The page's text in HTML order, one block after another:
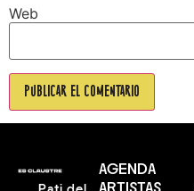
Web
AGENDA